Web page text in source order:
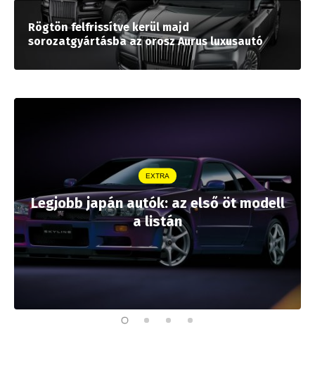
Rögtön felfrissítve kerül majd
sorozatgyártásba az orosz Aurus luxusautó
EXTRA
Legjobb japán autók: az első öt modell
a listán